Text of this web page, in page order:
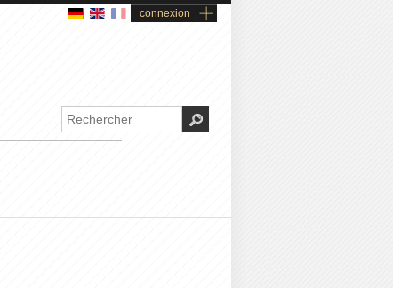
connexion